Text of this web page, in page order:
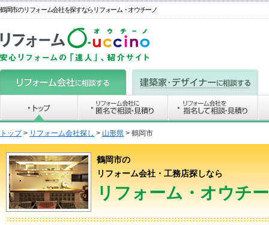
鶴岡市のリフォーム会社を探すならリフォーム・オウチーノ
トップ> リフォーム会社探し > 山形県 > 鶴岡市
鶴岡市の
リフォーム会社・工務店探しなら
リフォーム・オウチ